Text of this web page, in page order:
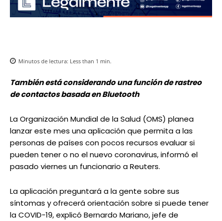
Minutos de lectura: Less than 1 min.
También está considerando una función de rastreo
de contactos basada en Bluetooth
La Organización Mundial de la Salud (OMS) planea
lanzar este mes una aplicación que permita a las
personas de países con pocos recursos evaluar si
pueden tener o no el nuevo coronavirus, informó el
pasado viernes un funcionario a Reuters.
La aplicación preguntará a la gente sobre sus
síntomas y ofrecerá orientación sobre si puede tener
la COVID-19, explicó Bernardo Mariano, jefe de